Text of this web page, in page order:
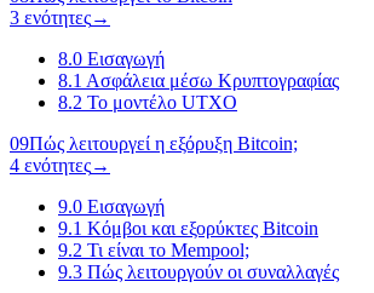
3 ενότητες→
8.0 Εισαγωγή
8.1 Ασφάλεια μέσω Κρυπτογραφίας
8.2 Το μοντέλο UTXO
09Πώς λειτουργεί η εξόρυξη Bitcoin;
4 ενότητες→
9.0 Εισαγωγή
9.1 Κόμβοι και εξορύκτες Bitcoin
9.2 Τι είναι το Mempool;
9.3 Πώς λειτουργούν οι συναλλαγές